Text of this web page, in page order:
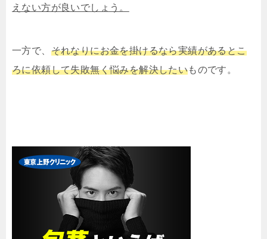
えない方が良いでしょう。
一方で、 それなりにお金を掛けるなら実績があるとこ
ろに依頼して失敗無く悩みを解決したいものです。